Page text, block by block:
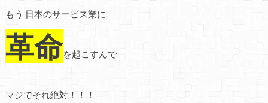
もう 日本のサービス業に
革命を起こすんで
マジでそれ絶対！！！